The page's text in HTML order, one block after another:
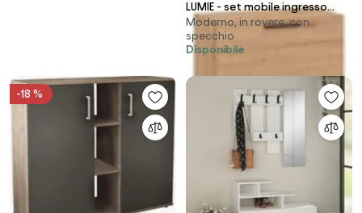
LUMIE - set mobile ingresso
appendiabiti con specchio e
contenitore
Moderno, in rovere, con
specchio
Disponibile
-18 %